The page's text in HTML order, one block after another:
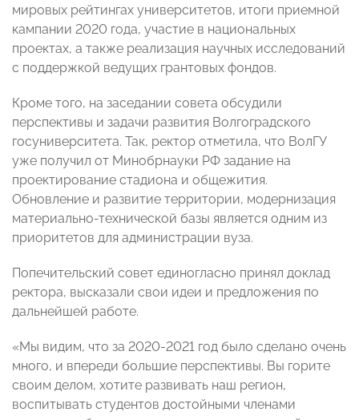
мировых рейтингах университетов, итоги приемной
кампании 2020 года, участие в национальных
проектах, а также реализация научных исследований
с поддержкой ведущих грантовых фондов.
Кроме того, на заседании совета обсудили
перспективы и задачи развития Волгоградского
госуниверситета. Так, ректор отметила, что ВолГУ
уже получил от Минобрнауки РФ задание на
проектирование стадиона и общежития.
Обновление и развитие территории, модернизация
материально-технической базы является одним из
приоритетов для администрации вуза.
Попечительский совет единогласно принял доклад
ректора, высказали свои идеи и предложения по
дальнейшей работе.
«Мы видим, что за 2020-2021 год было сделано очень
много, и впереди большие перспективы. Вы горите
своим делом, хотите развивать наш регион,
воспитывать студентов достойными членами